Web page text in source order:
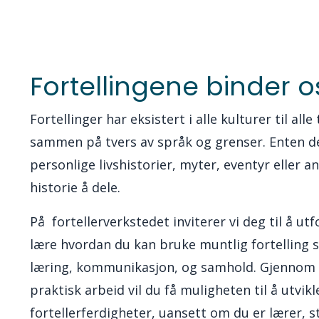
Fortellingene binder
Fortellinger har eksistert i alle kulturer til alle
sammen på tvers av språk og grenser. Enten
personlige livshistorier, myter, eventyr eller
historie å dele.
På fortellerverkstedet inviterer vi deg til å
lære hvordan du kan bruke muntlig fortelling
læring, kommunikasjon, og samhold.
praktisk arbeid vil du få muligheten til å
fortellerferdigheter, uansett om du er lærer,